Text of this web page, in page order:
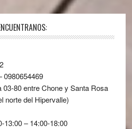
0980654469
80 entre Chone y Santa Rosa
norte del Hipervalle)
13:00 – 14:00-18:00